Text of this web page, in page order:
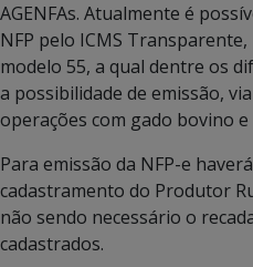
AGENFAs. Atualmente é
NFP pelo ICMS
modelo 55, a qual dentre os
a possibilidade de emissão,
operações com gado bovino
Para emissão da NFP-e
cadastramento do Produtor
não sendo necessário o
cadastrados.